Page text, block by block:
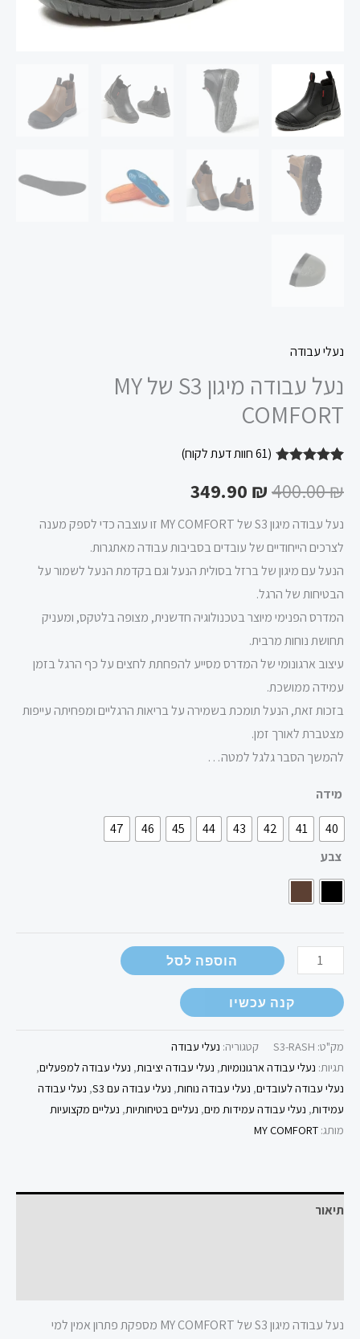
נעלי עבודה
נעל עבודה מיגון S3 של MY
COMFORT
מתוך 5
מבוסס על
לקוחות
(
61חוות דעת לקוח)
400.00₪
349.90 ₪
נעל עבודה מיגון S3 של MY COMFORT זו עוצבה כדי לספק מענה
לצרכים הייחודיים של עובדים בסביבות עבודה מאתגרות.
הנעל עם מיגון של ברזל בסולית הנעל וגם בקדמת הנעל לשמור על
הבטיחות של הרגל.
המדרס הפנימי מיוצר בטכנולוגיה חדשנית, מצופה בלטקס, ומעניק
תחושת נוחות מרבית.
עיצוב ארגונומי של המדרס מסייע להפחתת לחצים על כף הרגל בזמן
עמידה ממושכת.
בזכות זאת, הנעל תומכת בשמירה על בריאות הרגליים ומפחיתה עייפות
מצטברת לאורך זמן.
להמשך הסבר גלגל למטה…
מידה
40
41
42
43
44
45
46
47
צבע
הוספה לסל
קנה עכשיו
מק"ט: S3-RASH קטגוריה: נעלי עבודה
תגיות: נעלי עבודה ארגונומיות, נעלי עבודה יציבות, נעלי עבודה למפעלים,
נעלי עבודה לעובדים, נעלי עבודה נוחות, נעלי עבודה עם S3 , נעלי עבודה
עמידות, נעלי עבודה עמידות מים, נעליים בטיחותיות, נעליים מקצועיות
מותג: MY COMFORT
תיאור
נעל עבודה מיגון S3 של MY COMFORT מספקת פתרון אמין למי